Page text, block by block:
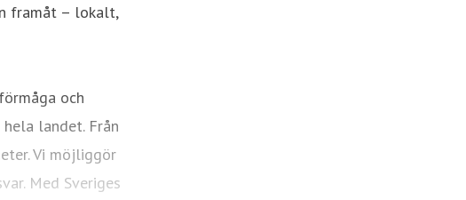
framåt – lokalt,
och
landet. Från
Vi möjliggör
Med Sveriges